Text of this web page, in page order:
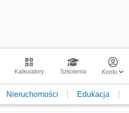
Kalkulatory Szkolenia Konto
Nieruchomości Edukacja